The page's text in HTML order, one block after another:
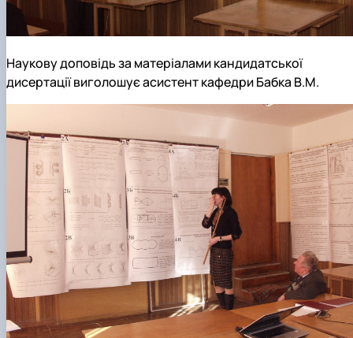
Наукову доповідь за матеріалами кандидатської
дисертації виголошує асистент кафедри Бабка В.М.